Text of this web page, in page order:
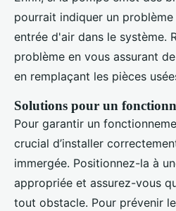
pourrait indiquer un
entrée d'air dans le système.
problème en vous assurant
en remplaçant les pièces
Solutions pour un
Pour garantir un
crucial d’installer
immergée. Positionnez-la à
appropriée et assurez-vous
tout obstacle. Pour prévenir